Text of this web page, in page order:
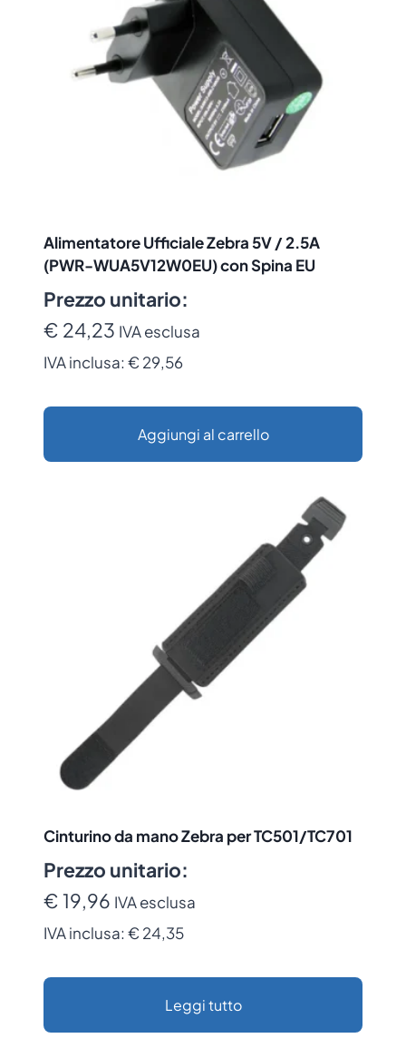
Alimentatore Ufficiale Zebra 5V / 2.5A
(PWR-WUA5V12W0EU) con Spina EU
Prezzo unitario:
€ 24,23 IVA esclusa
IVA inclusa: € 29,56
Aggiungi al carrello
Cinturino da mano Zebra per TC501/TC701
Prezzo unitario:
€ 19,96 IVA esclusa
IVA inclusa: € 24,35
Leggi tutto